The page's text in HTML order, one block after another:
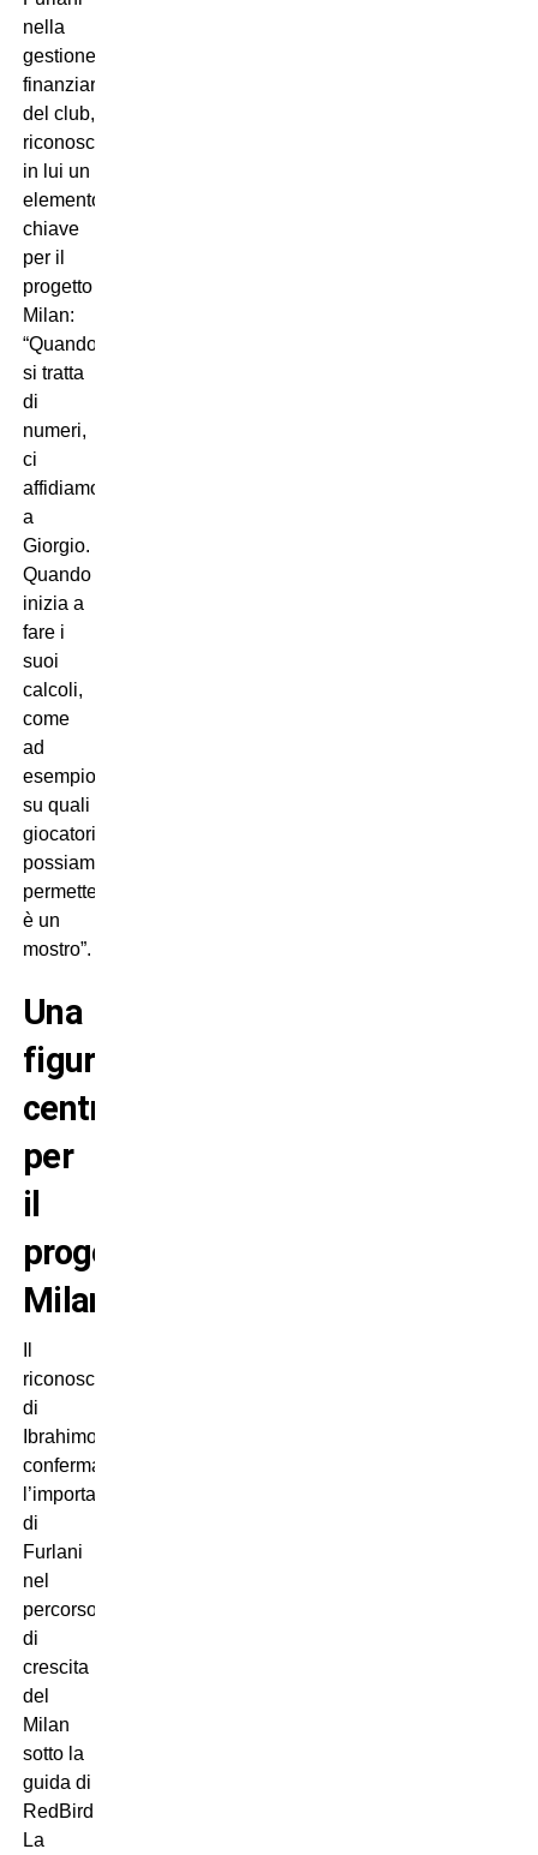
nella
gestione
finanziaria
del club,
riconoscendo
in lui un
elemento
chiave
per il
progetto
Milan:
“Quando
si tratta
di
numeri,
ci
affidiamo
a
Giorgio.
Quando
inizia a
fare i
suoi
calcoli,
come
ad
esempio
su quali
giocatori
possiamo
permetterci,
è un
mostro”.
Una
figura
centrale
per
il
progetto
Milan
riconoscimento
di
Ibrahimovic
conferma
l’importanza
di
Furlani
nel
percorso
di
crescita
del
Milan
sotto la
guida di
RedBird.
La